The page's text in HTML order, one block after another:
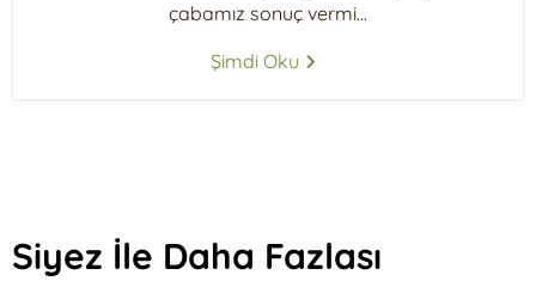
çabamız sonuç vermi...
Şimdi Oku
Siyez İle Daha Fazlası